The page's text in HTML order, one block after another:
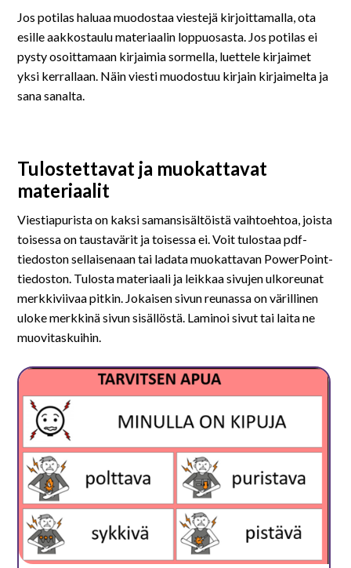
Jos potilas haluaa muodostaa viestejä kirjoittamalla, ota
esille aakkostaulu materiaalin loppuosasta. Jos potilas ei
pysty osoittamaan kirjaimia sormella, luettele kirjaimet
yksi kerrallaan. Näin viesti muodostuu kirjain kirjaimelta ja
sana sanalta.
Tulostettavat ja muokattavat
materiaalit
Viestiapurista on kaksi samansisältöistä vaihtoehtoa, joista
toisessa on taustavärit ja toisessa ei. Voit tulostaa pdf-
tiedoston sellaisenaan tai ladata muokattavan PowerPoint-
tiedoston. Tulosta materiaali ja leikkaa sivujen ulkoreunat
merkkiviivaa pitkin. Jokaisen sivun reunassa on värillinen
uloke merkkinä sivun sisällöstä. Laminoi sivut tai laita ne
muovitaskuihin.